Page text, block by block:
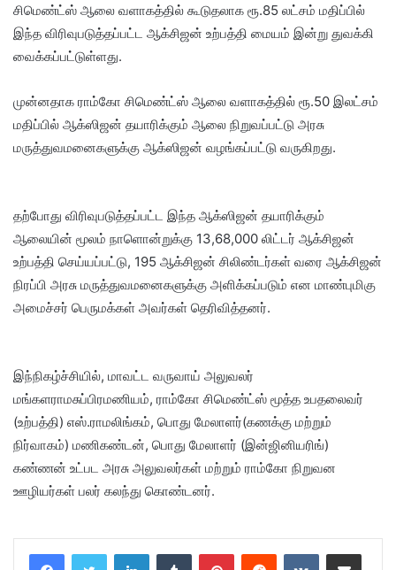
சிமெண்ட்ஸ் ஆலை வளாகத்தில் கூடுதலாக ரூ.85 லட்சம் மதிப்பில்
இந்த விரிவுபடுத்தப்பட்ட ஆக்சிஜன் உற்பத்தி மையம் இன்று துவக்கி
வைக்கப்பட்டுள்ளது.
முன்னதாக ராம்கோ சிமெண்ட்ஸ் ஆலை வளாகத்தில் ரூ.50 இலட்சம்
மதிப்பில் ஆக்ஸிஜன் தயாரிக்கும் ஆலை நிறுவப்பட்டு அரசு
மருத்துவமனைகளுக்கு ஆக்ஸிஜன் வழங்கப்பட்டு வருகிறது.
தற்போது விரிவுபடுத்தப்பட்ட இந்த ஆக்ஸிஜன் தயாரிக்கும்
ஆலையின் மூலம் நாளொன்றுக்கு 13,68,000 லிட்டர் ஆக்சிஜன்
உற்பத்தி செய்யப்பட்டு, 195 ஆக்சிஜன் சிலிண்டர்கள் வரை ஆக்சிஜன்
நிரப்பி அரசு மருத்துவமனைகளுக்கு அளிக்கப்படும் என மாண்புமிகு
அமைச்சர் பெருமக்கள் அவர்கள் தெரிவித்தனர்.
இந்நிகழ்ச்சியில், மாவட்ட வருவாய் அலுவலர்
மங்களராமசுப்பிரமணியம், ராம்கோ சிமெண்ட்ஸ் மூத்த உபதலைவர்
(உற்பத்தி) எஸ்.ராமலிங்கம், பொது மேலாளர்(கணக்கு மற்றும்
நிர்வாகம்) மணிகண்டன், பொது மேலாளர் (இன்ஜினியரிங்)
கண்ணன் உட்பட அரசு அலுவலர்கள் மற்றும் ராம்கோ நிறுவன
ஊழியர்கள் பலர் கலந்து கொண்டனர்.
LinkedInTumblr PinterestReddit VKontakteShare via Email